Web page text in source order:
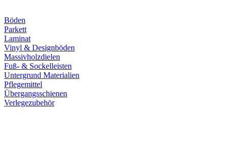
Böden
Parkett
Laminat
Vinyl & Designböden
Massivholzdielen
Fuß- & Sockelleisten
Untergrund Materialien
Pflegemittel
Übergangsschienen
Verlegezubehör